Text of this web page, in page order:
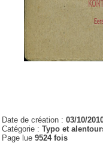
Date de création :03/10/
Catégorie :Typo et
Page lue9524 fois